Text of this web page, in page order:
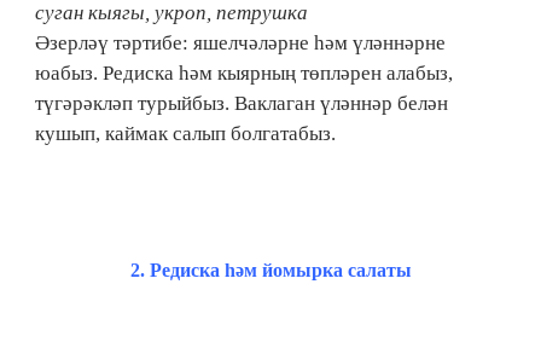
суган кыягы, укроп, петрушка
Әзерләү тәртибе: яшелчәләрне һәм үләннәрне
юабыз. Редиска һәм кыярның төпләрен алабыз,
түгәрәкләп турыйбыз. Ваклаган үләннәр белән
кушып, каймак салып болгатабыз.
2.​ Редиска һәм йомырка салаты